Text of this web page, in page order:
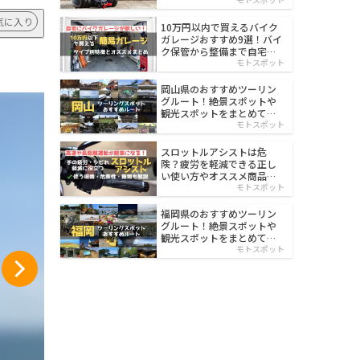
に入り
10万円以内で買えるバイク
ガレージおすすめ9選！バイ
ク保管から整備まで自宅で
モトスポット
岡山県のおすすめツーリン
グルート！絶景スポットや
観光スポットをまとめて紹
モトスポット
スロットルアシストは危
険？疲労を軽減できる正し
い使い方やオススメ商品を
モトスポット
福岡県のおすすめツーリン
グルート！絶景スポットや
観光スポットをまとめて紹
モトスポット